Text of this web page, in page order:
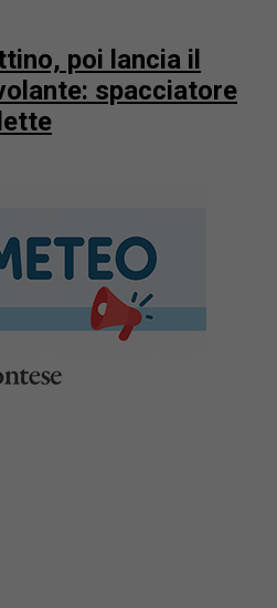
poi lancia il
spacciatore